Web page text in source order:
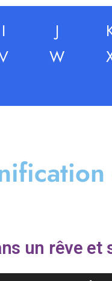
I J
W
un rêve et